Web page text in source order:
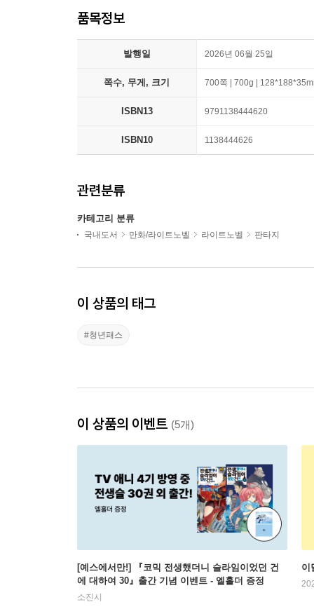
품목정보
발행일 2026년 06월 25일
쪽수, 무게, 크기 700쪽 | 700g |
ISBN13 9791138444620
ISBN10 1138444626
관련분류
카테고리 분류
국내도서 만화/라이트노벨 라이트노벨 판타지
이 상품의 태그
#청년패스
이 상품의 이벤트 (5개)
[예스에서만!] 『코믹 전생했더니 슬라임이었던 건
에 대하여 30』출간 기념 이벤트 - 엘홀더 증정
소진시
이